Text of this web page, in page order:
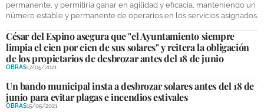
permanente, y permitiría ganar en agilidad y eficacia, manteniendo un
número estable y permanente de operarios en los servicios asignados.
César del Espino asegura que "el Ayuntamiento siempre
limpia el cien por cien de sus solares" y reitera la obligación
de los propietarios de desbrozar antes del 18 de junio
OBRAS17/05/2021
Un bando municipal insta a desbrozar solares antes del 18 de
junio para evitar plagas e incendios estivales
OBRAS15/05/2021